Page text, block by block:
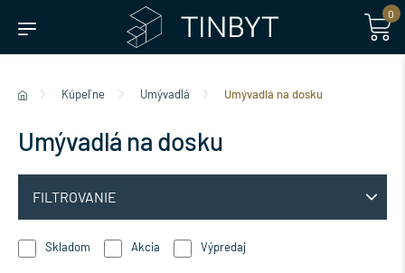
0
Kúpeľne Umývadlá Umývadlá na dosku
Umývadlá na dosku
FILTROVANIE
Skladom Akcia Výpredaj